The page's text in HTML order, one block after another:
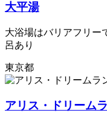
大平湯
大浴場はバリアフリー
呂あり
東京都
アリス・ドリーム